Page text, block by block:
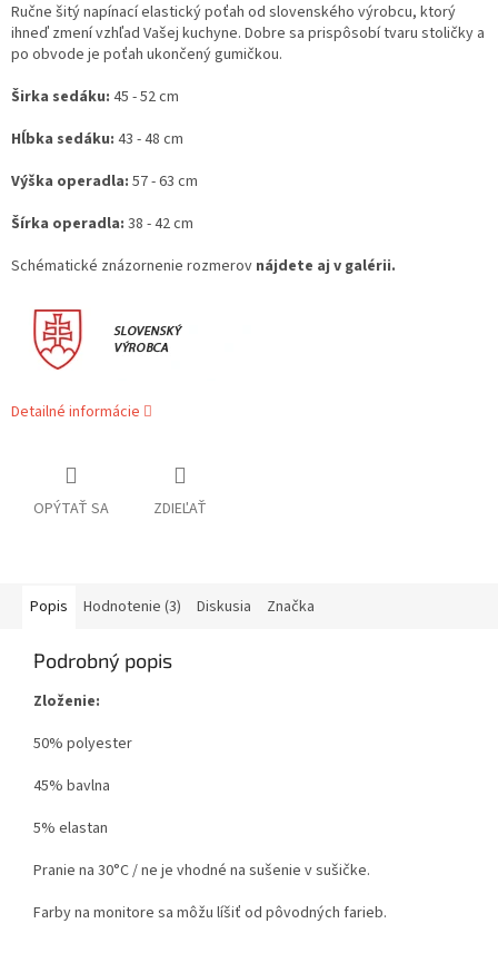
Ručne šitý napínací elastický poťah od slovenského výrobcu, ktorý
ihneď zmení vzhľad Vašej kuchyne. Dobre sa prispôsobí tvaru stoličky a
po obvode je poťah ukončený gumičkou.
Širka sedáku: 45 - 52 cm
Hĺbka sedáku: 43 - 48 cm
Výška operadla: 57 - 63 cm
Šírka operadla: 38 - 42 cm
Schématické znázornenie rozmerov nájdete aj v galérii.
Detailné informácie
OPÝTAŤ SA ZDIEĽAŤ
Popis Hodnotenie (3) Diskusia Značka
Podrobný popis
Zloženie:
50% polyester
45% bavlna
5% elastan
Pranie na 30°C / ne je vhodné na sušenie v sušičke.
Farby na monitore sa môžu líšiť od pôvodných farieb.